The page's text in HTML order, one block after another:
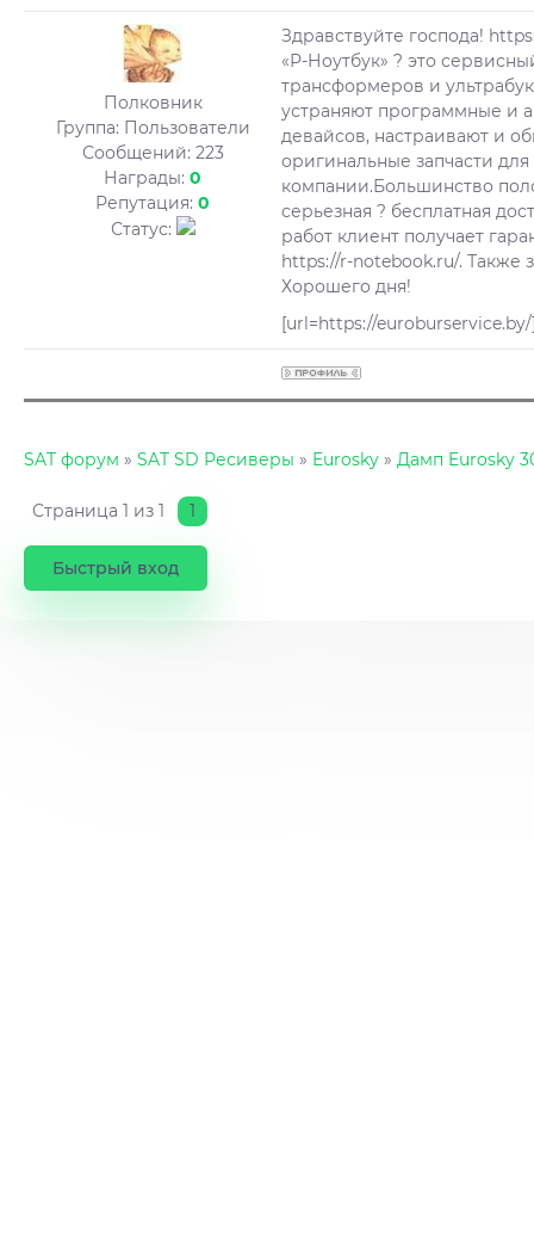
Полковник
Группа: Пользователи
Сообщений: 223
Награды: 0
Репутация: 0
Статус:
Здравствуйте господа!
«Р-Ноутбук» ? это
трансформеров и
устраняют программные и
девайсов, настраивают и
оригинальные запчасти
компании.Большинство
серьезная ? бесплатная
работ клиент получает
https://r-notebook.ru/. Также
Хорошего дня!
[url=https://
SAT форум » SAT SD Ресиверы » Eurosky » Дамп Eurosky
Страница 1 из 1 1